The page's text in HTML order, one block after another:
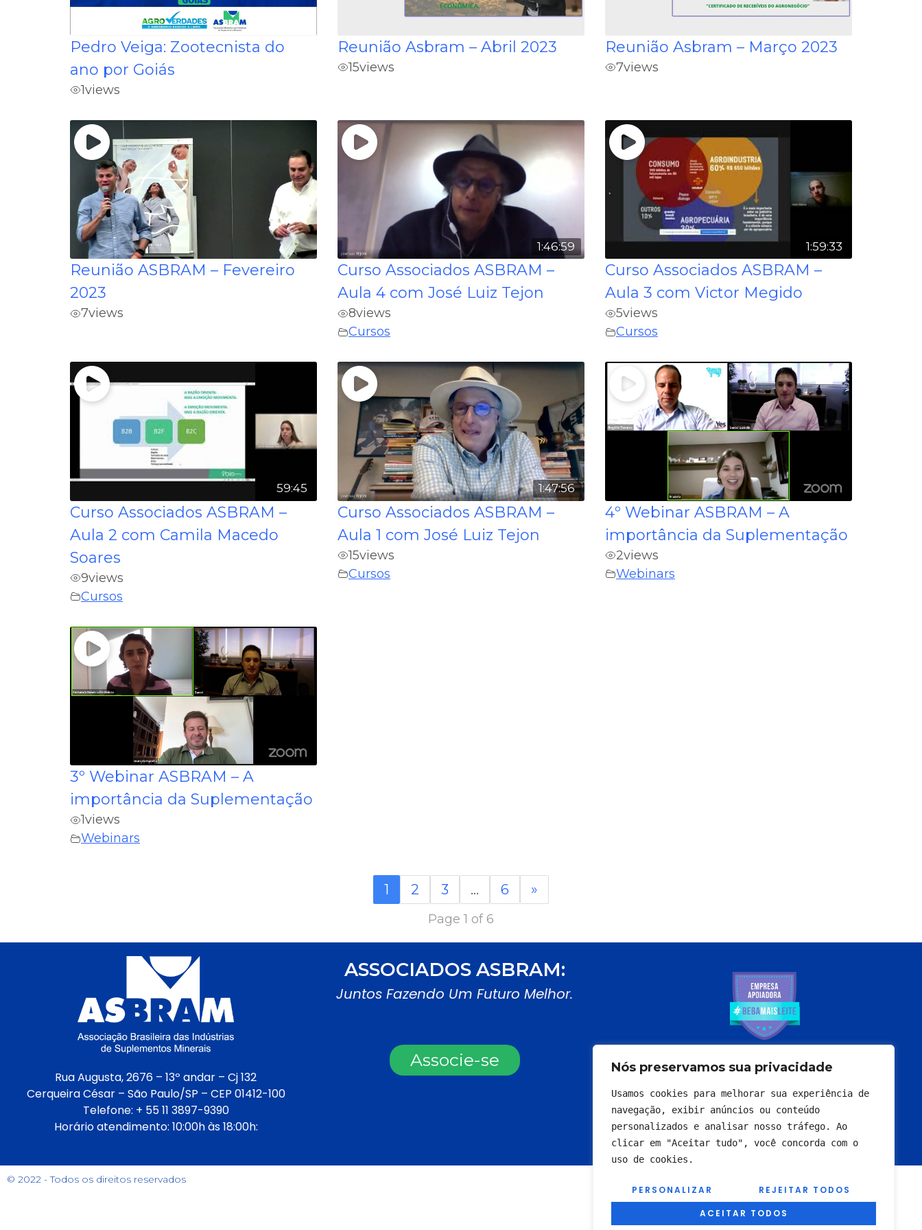
Nós preservamos sua privacidade
Usamos cookies para melhorar sua experiência de
navegação, exibir anúncios ou conteúdo
personalizados e analisar nosso tráfego. Ao
clicar em "Aceitar tudo", você concorda com o
uso de cookies.
PERSONALIZAR
REJEITAR TODOS
ACEITAR TODOS
Pedro Veiga: Zootecnista do
ano por Goiás
1views
Reunião Asbram – Abril 2023
15views
Reunião Asbram – Março 2023
7views
Reunião ASBRAM – Fevereiro
2023
7views
1:46:59
Curso Associados ASBRAM –
Aula 4 com José Luiz Tejon
8views
Cursos
1:59:33
Curso Associados ASBRAM –
Aula 3 com Victor Megido
5views
Cursos
59:45
Curso Associados ASBRAM –
Aula 2 com Camila Macedo
Soares
9views
Cursos
1:47:56
Curso Associados ASBRAM –
Aula 1 com José Luiz Tejon
15views
Cursos
4º Webinar ASBRAM – A
importância da Suplementação
2views
Webinars
3º Webinar ASBRAM – A
importância da Suplementação
1views
Webinars
1 2 3 … 6 »
Page 1 of 6
Rua Augusta, 2676 – 13º andar – Cj 132
Cerqueira César – São Paulo/SP – CEP 01412-100
Telefone: + 55 11 3897-9390
Horário atendimento: 10:00h às 18:00h:
ASSOCIADOS ASBRAM:
Juntos Fazendo Um Futuro Melhor.
Associe-se
© 2022 - Todos os direitos reservados